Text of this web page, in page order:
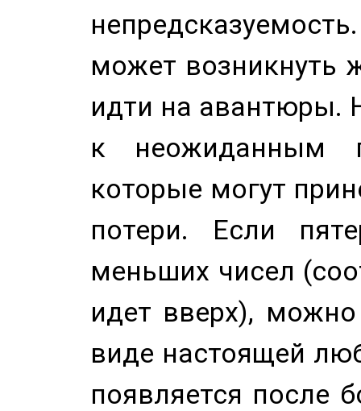
может возникнуть
идти на авантюры.
к неожиданным
которые могут
потери. Если
меньших чисел
идет вверх),
виде настоящей
появляется после